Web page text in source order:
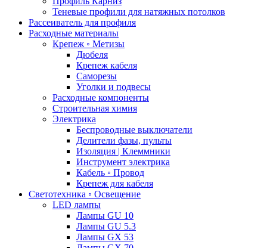
Теневые профили для натяжных потолков
Рассеиватель для профиля
Расходные материалы
Крепеж ◦ Метизы
Дюбеля
Крепеж кабеля
Саморезы
Уголки и подвесы
Расходные компоненты
Строительная химия
Электрика
Беспроводные выключатели
Делители фазы, пульты
Изоляция | Клеммники
Инструмент электрика
Кабель ◦ Провод
Крепеж для кабеля
Светотехника ◦ Освещение
LED лампы
Лампы GU 10
Лампы GU 5.3
Лампы GX 53